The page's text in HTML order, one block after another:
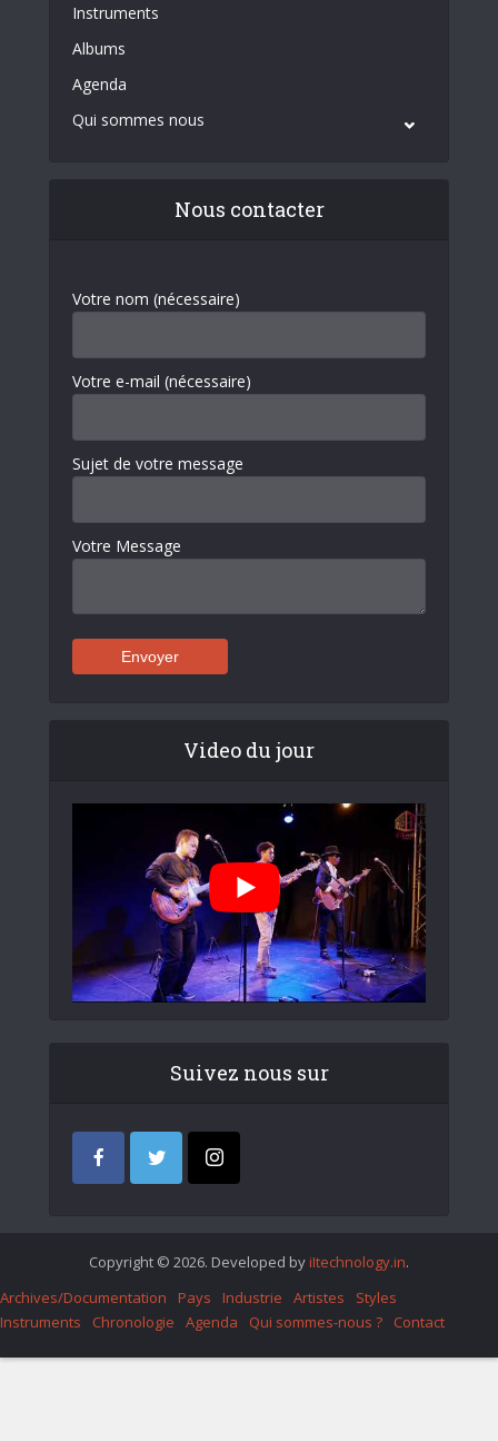
Instruments
Albums
Agenda
Qui sommes nous
Nous contacter
Votre nom (nécessaire)
Votre e-mail (nécessaire)
Sujet de votre message
Votre Message
Video du jour
Suivez nous sur
Copyright © 2026. Developed by iItechnology.in.
Archives/Documentation
Pays Industrie Artistes
Styles
Instruments
Chronologie Agenda Qui sommes-nous ? Contact